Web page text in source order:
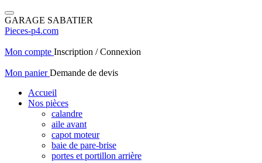
GARAGE SABATIER
Pieces-p4.com
Mon compte Inscription / Connexion
Mon panierDemande de devis
Accueil
Nos pièces
calandre
aile avant
capot moteur
baie de pare-brise
portes et portillon arrière